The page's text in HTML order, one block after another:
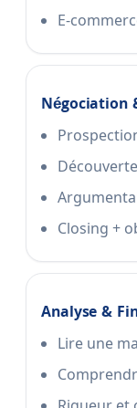
E-
Négociation
Closing +
Analyse &
Lire une